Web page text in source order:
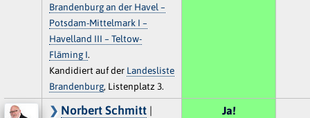
Brandenburg an der Havel –
Potsdam-Mittelmark I –
Havelland III – Teltow-
Fläming I.
Kandidiert auf der Landesliste
Brandenburg, Listenplatz 3.
Norbert Schmitt|
Ja!